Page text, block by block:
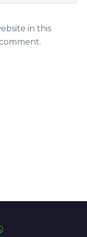
in this